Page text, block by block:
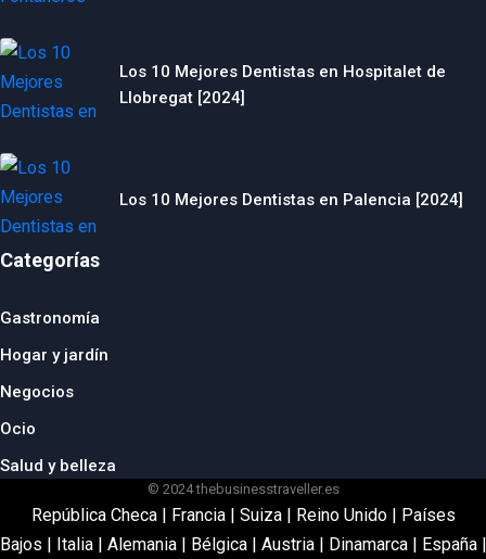
Los 10 Mejores Dentistas en Hospitalet de
Llobregat [2024]
Los 10 Mejores Dentistas en Palencia [2024]
Categorías
Gastronomía
Hogar y jardín
Negocios
Ocio
Salud y belleza
© 2024 thebusinesstraveller.es
República Checa| Francia| Suiza| Reino Unido| Países
Bajos | Italia | Alemania | Bélgica | Austria | Dinamarca | España